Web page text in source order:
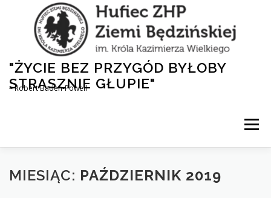
"ŻYCIE BEZ PRZYGÓD BYŁOBY
STRASZNIE GŁUPIE"
– Robert Baden-Powell
Menu
AKTUALNOŚCI HUFIEC DLA RODZICÓW
MIESIĄC: PAŹDZIERNIK 2019